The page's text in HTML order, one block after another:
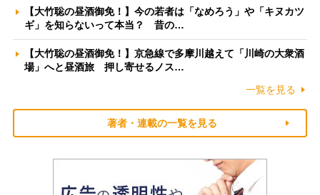
【大竹聡の昼酒御免！】今の若者は「なめろう」や「キヌカツ
ギ」を知らないって本当？ 昔の…
【大竹聡の昼酒御免！】京急線で多摩川越えて「川崎の大衆酒
場」へと昼酒旅 押し寄せるノス…
一覧を見る
著者・連載の一覧を見る